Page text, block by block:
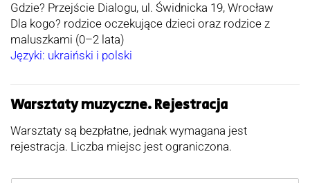
Gdzie? Przejście Dialogu, ul. Świdnicka 19, Wrocław
Dla kogo? rodzice oczekujące dzieci oraz rodzice z
maluszkami (0–2 lata)
Języki: ukraiński i polski
Warsztaty muzyczne. Rejestracja
Warsztaty są bezpłatne, jednak wymagana jest
rejestracja. Liczba miejsc jest ograniczona.